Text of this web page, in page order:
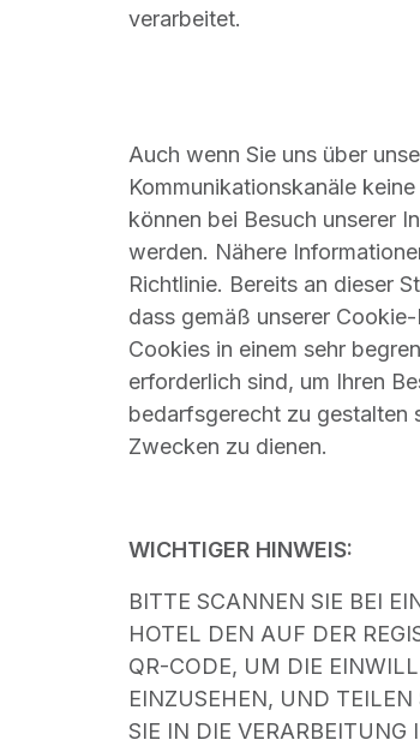
verarbeitet.
Auch wenn Sie uns über
Kommunikationskanäle
können bei Besuch unserer
werden. Nähere
Richtlinie. Bereits an dieser
dass gemäß unserer
Cookies in einem sehr
erforderlich sind, um Ihren
bedarfsgerecht zu gestalten
Zwecken zu dienen.
WICHTIGER HINWEIS:
BITTE SCANNEN SIE BEI
HOTEL DEN AUF DER
QR-CODE, UM DIE
EINZUSEHEN, UND
SIE IN DIE VERARBEITUNG